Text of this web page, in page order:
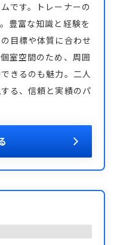
です。トレーナーの
豊富な知識と経験を
目標や体質に合わせ
室空間のため、周囲
きるのも魅力。二人
る、信頼と実績のパ